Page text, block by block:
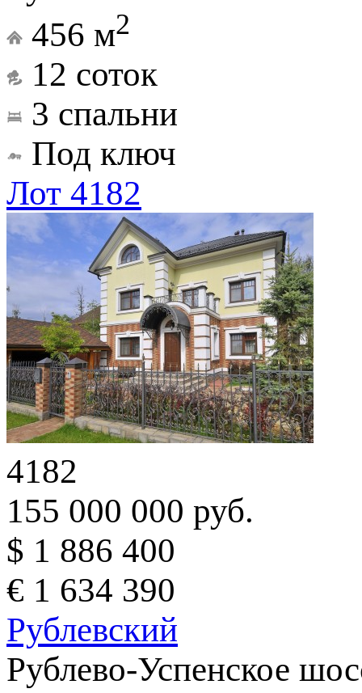
456 м2
12 соток
3 спальни
Под ключ
Лот 4182
4182
155 000 000 руб.
$ 1 886 400
€ 1 634 390
Рублевский
Рублево-Успенское